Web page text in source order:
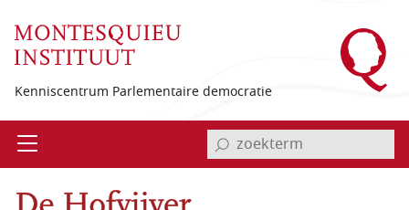
Kenniscentrum Parlementaire democratie
Open invoerveld zoekterm